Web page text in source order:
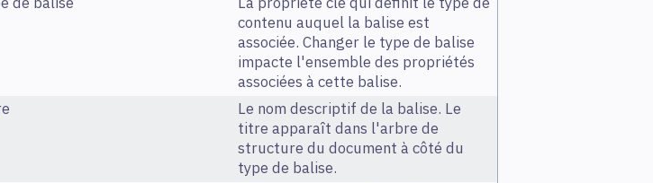
contenu auquel la balise est
associée. Changer le type de balise
impacte l'ensemble des propriétés
associées à cette balise.
Le nom descriptif de la balise. Le
titre apparaît dans l'arbre de
structure du document à côté du
type de balise.